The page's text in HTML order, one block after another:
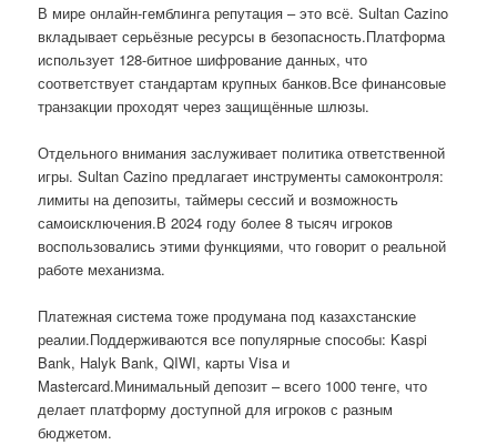
В мире онлайн-гемблинга репутация – это всё. Sultan Cazino
вкладывает серьёзные ресурсы в безопасность.Платформа
использует 128-битное шифрование данных, что
соответствует стандартам крупных банков.Все финансовые
транзакции проходят через защищённые шлюзы.
Отдельного внимания заслуживает политика ответственной
игры. Sultan Cazino предлагает инструменты самоконтроля:
лимиты на депозиты, таймеры сессий и возможность
самоисключения.В 2024 году более 8 тысяч игроков
воспользовались этими функциями, что говорит о реальной
работе механизма.
Платежная система тоже продумана под казахстанские
реалии.Поддерживаются все популярные способы: Kaspi
Bank, Halyk Bank, QIWI, карты Visa и
Mastercard.Минимальный депозит – всего 1000 тенге, что
делает платформу доступной для игроков с разным
бюджетом.